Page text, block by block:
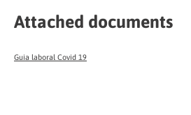
Attached documents
Guia laboral Covid 19